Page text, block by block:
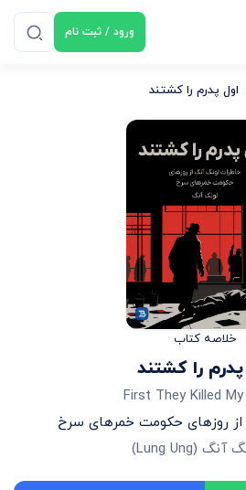
ورود / ثبت نام
اول پدرم را کشتند
خلاصه کتاب
را کشتند
First They Killed
روزهای حکومت خمرهای سرخ
آنگ (
Lung Ung
)